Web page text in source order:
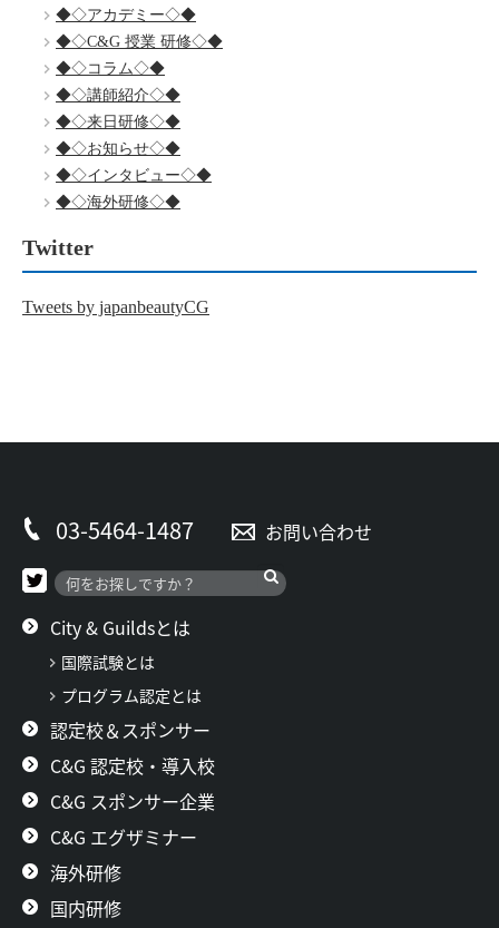
◆◇アカデミー◇◆
◆◇C&G 授業 研修◇◆
◆◇コラム◇◆
◆◇講師紹介◇◆
◆◇来日研修◇◆
◆◇お知らせ◇◆
◆◇インタビュー◇◆
◆◇海外研修◇◆
Twitter
Tweets by japanbeautyCG
03-5464-1487 お問い合わせ
City & Guildsとは
国際試験とは
プログラム認定とは
認定校＆スポンサー
C&G 認定校・導入校
C&G スポンサー企業
C&G エグザミナー
海外研修
国内研修